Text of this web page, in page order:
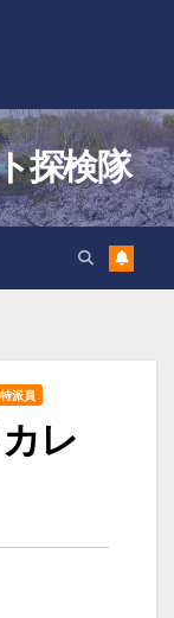
探検隊
特派員
レ